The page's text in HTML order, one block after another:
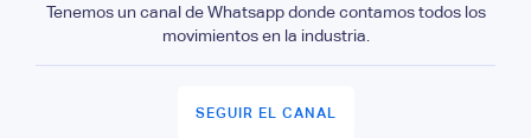
Tenemos un canal de Whatsapp donde contamos todos los
movimientos en la industria.
SEGUIR EL CANAL